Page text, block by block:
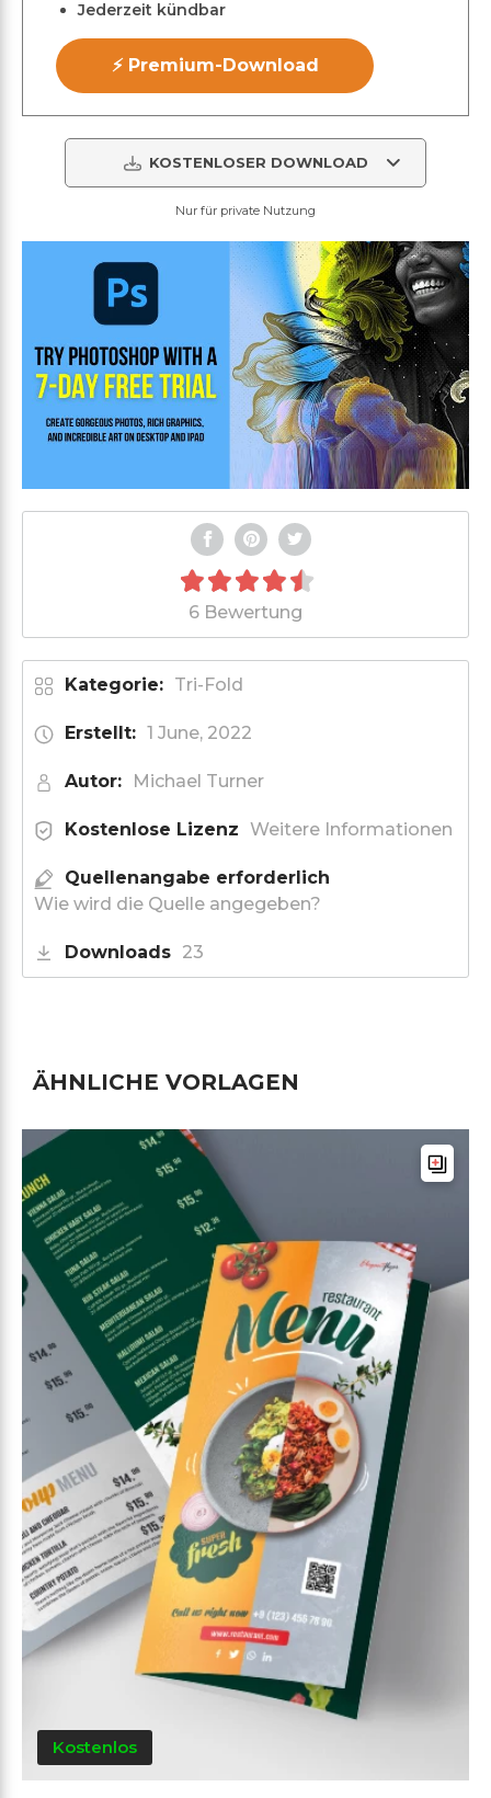
Jederzeit kündbar
⚡ Premium-Download
KOSTENLOSER DOWNLOAD
Nur für private Nutzung
6 Bewertung
Kategorie: Tri-Fold
Erstellt: 1 June, 2022
Autor: Michael Turner
Kostenlose Lizenz Weitere Informationen
Quellenangabe erforderlich
Wie wird die Quelle angegeben?
Downloads 23
ÄHNLICHE VORLAGEN
Kostenlos